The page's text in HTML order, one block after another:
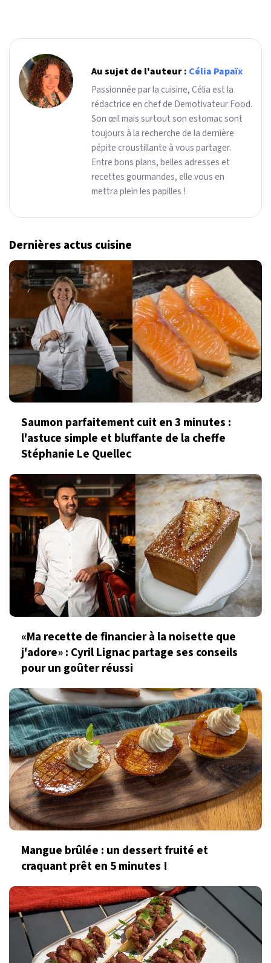
Au sujet de l'auteur : Célia Papaïx
Passionnée par la cuisine, Célia est la
rédactrice en chef de Demotivateur Food.
Son œil mais surtout son estomac sont
toujours à la recherche de la dernière
pépite croustillante à vous partager.
Entre bons plans, belles adresses et
recettes gourmandes, elle vous en
mettra plein les papilles !
Dernières actus cuisine
Saumon parfaitement cuit en 3 minutes :
l'astuce simple et bluffante de la cheffe
Stéphanie Le Quellec
«Ma recette de financier à la noisette que
j'adore» : Cyril Lignac partage ses conseils
pour un goûter réussi
Mangue brûlée : un dessert fruité et
craquant prêt en 5 minutes !